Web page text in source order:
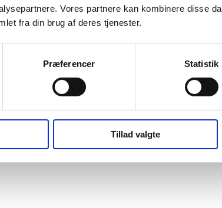
Vores partnere kan kombinere disse
fra din brug af deres tjenester.
Præferencer Statistik
Tillad valgte